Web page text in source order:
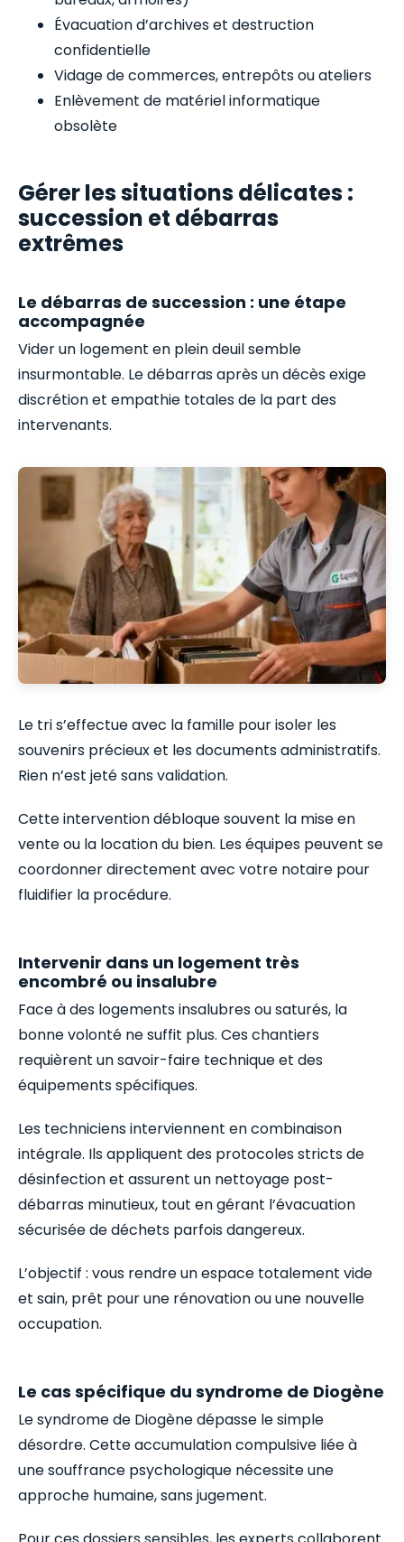
Évacuation d’archives et destruction
confidentielle
Vidage de commerces, entrepôts ou ateliers
Enlèvement de matériel informatique
obsolète
Gérer les situations délicates :
succession et débarras
extrêmes
Le débarras de succession : une étape
accompagnée
Vider un logement en plein deuil semble
insurmontable. Le débarras après un décès exige
discrétion et empathie totales de la part des
intervenants.
Le tri s’effectue avec la famille pour isoler les
souvenirs précieux et les documents administratifs.
Rien n’est jeté sans validation.
Cette intervention débloque souvent la mise en
vente ou la location du bien. Les équipes peuvent se
coordonner directement avec votre notaire pour
fluidifier la procédure.
Intervenir dans un logement très
encombré ou insalubre
Face à des logements insalubres ou saturés, la
bonne volonté ne suffit plus. Ces chantiers
requièrent un savoir-faire technique et des
équipements spécifiques.
Les techniciens interviennent en combinaison
intégrale. Ils appliquent des protocoles stricts de
désinfection et assurent un nettoyage post-
débarras minutieux, tout en gérant l’évacuation
sécurisée de déchets parfois dangereux.
L’objectif : vous rendre un espace totalement vide
et sain, prêt pour une rénovation ou une nouvelle
occupation.
Le cas spécifique du syndrome de Diogène
Le syndrome de Diogène dépasse le simple
désordre. Cette accumulation compulsive liée à
une souffrance psychologique nécessite une
approche humaine, sans jugement.